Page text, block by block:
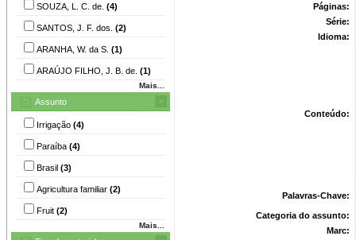
SOUZA, L. C. de. (4)
SANTOS, J. F. dos. (2)
ARANHA, W. da S. (1)
ARAÚJO FILHO, J. B. de. (1)
Mais...
Assunto
Irrigação (4)
Paraíba (4)
Brasil (3)
Agricultura familiar (2)
Fruit (2)
Mais...
Páginas:
Série:
Idioma:
Conteúdo:
Palavras-Chave:
Categoria do assunto:
Marc: